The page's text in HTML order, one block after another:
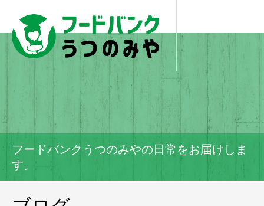
フードバンクうつのみやの日常をお届けしま
す。